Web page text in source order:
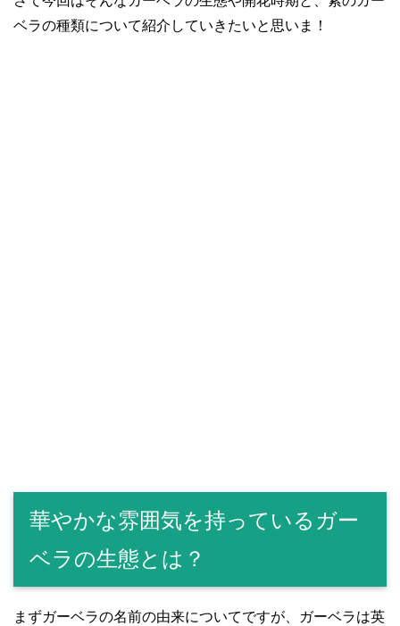
ベラの種類について紹介していきたいと思いま！
華やかな雰囲気を持っているガー
ベラの生態とは？
まずガーベラの名前の由来についてですが、ガーベラは英